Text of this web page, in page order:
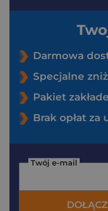
Darmowa
Specjalne
Pakiet
Brak opłat
Twój e-mail